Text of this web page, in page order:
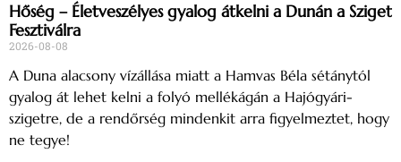
Hőség – Életveszélyes gyalog átkelni a Dunán a Sziget
Fesztiválra
2026-08-08
A Duna alacsony vízállása miatt a Hamvas Béla sétánytól
gyalog át lehet kelni a folyó mellékágán a Hajógyári-
szigetre, de a rendőrség mindenkit arra figyelmeztet, hogy
ne tegye!